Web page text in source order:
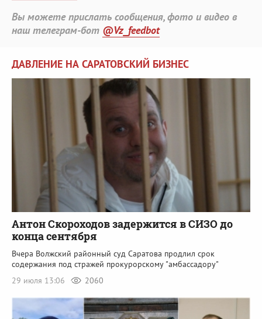
Вы можете прислать сообщения, фото и видео в
наш телеграм-бот @Vz_feedbot
ДАВЛЕНИЕ НА САРАТОВСКИЙ БИЗНЕС
Антон Скороходов задержится в СИЗО до
конца сентября
Вчера Волжский районный суд Саратова продлил срок
содержания под стражей прокурорскому "амбассадору"
29 июля 13:06
2060